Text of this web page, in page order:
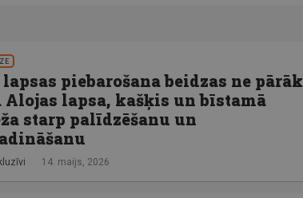
piebarošana beidzas ne pārāk
Alojas lapsa, kašķis un bīstamā
starp palīdzēšanu un
14. maijs, 2026